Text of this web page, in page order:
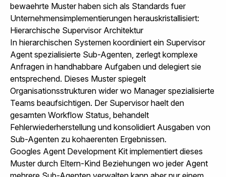
bewaehrte Muster haben sich als Standards fuer
Unternehmensimplementierungen herauskristallisiert:
Hierarchische Supervisor Architektur
In hierarchischen Systemen koordiniert ein Supervisor
Agent spezialisierte Sub-Agenten, zerlegt komplexe
Anfragen in handhabbare Aufgaben und delegiert sie
entsprechend. Dieses Muster spiegelt
Organisationsstrukturen wider wo Manager spezialisierte
Teams beaufsichtigen. Der Supervisor haelt den
gesamten Workflow Status, behandelt
Fehlerwiederherstellung und konsolidiert Ausgaben von
Sub-Agenten zu kohaerenten Ergebnissen.
Googles Agent Development Kit implementiert dieses
Muster durch Eltern-Kind Beziehungen wo jeder Agent